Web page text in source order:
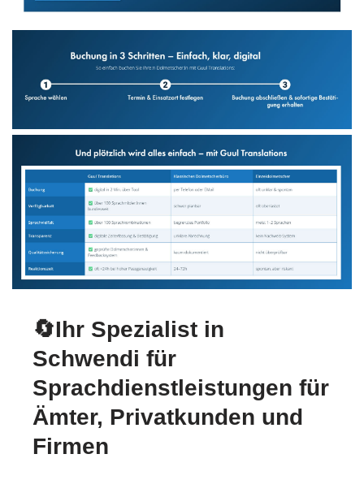
🔄Ihr Spezialist in
Schwendi für
Sprachdienstleistungen für
Ämter, Privatkunden und
Firmen